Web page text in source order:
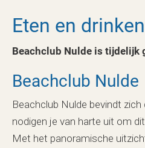
Eten en drinken
Beachclub Nulde is tijdelijk
Beachclub Nulde
Beachclub Nulde bevindt
nodigen je van harte uit om
Met het panoramische